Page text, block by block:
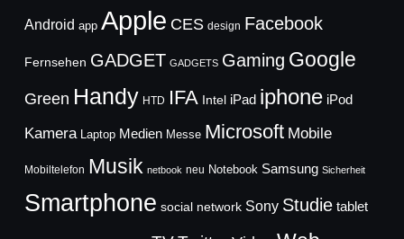
Android app Apple CES design Facebook
Fernsehen GADGET GADGETS Gaming Google
Green Handy HTD IFA Intel iPad iphone iPod
Kamera Laptop Medien Messe Microsoft Mobile
Mobiltelefon Musik netbook neu Notebook Samsung Sicherheit
Smartphone social network Sony Studie tablet